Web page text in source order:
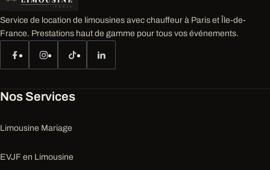
Service de location de limousines avec chauffeur à Paris et Île-de-
France. Prestations haut de gamme pour tous vos événements.
Nos Services
Limousine Mariage
EVJF en Limousine